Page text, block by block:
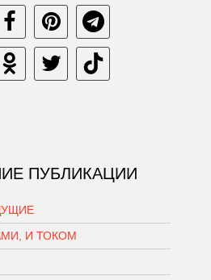
ПУБЛИКАЦИИ
И ТОКОМ